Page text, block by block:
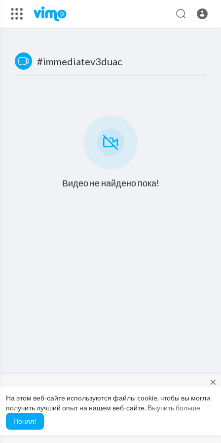
На этом веб-сайте используются файлы cookie, чтобы вы могли
получить лучший опыт на нашем веб-сайте. Выучить больше
Понял!
close
Would you like to report possible abuse to our Abuse Team? If so,
please use this email: abuse@vimo.cam
#immediatev3duac
Видео не найдено пока!